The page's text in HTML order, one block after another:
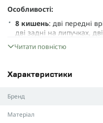
Особливості:
8 кишень: дві передні
дві задні на липучках,
гумками для регулювання.
Регулювання ширини
і демпферною
Читати повністю
Характеристики
Бренд
Матеріал